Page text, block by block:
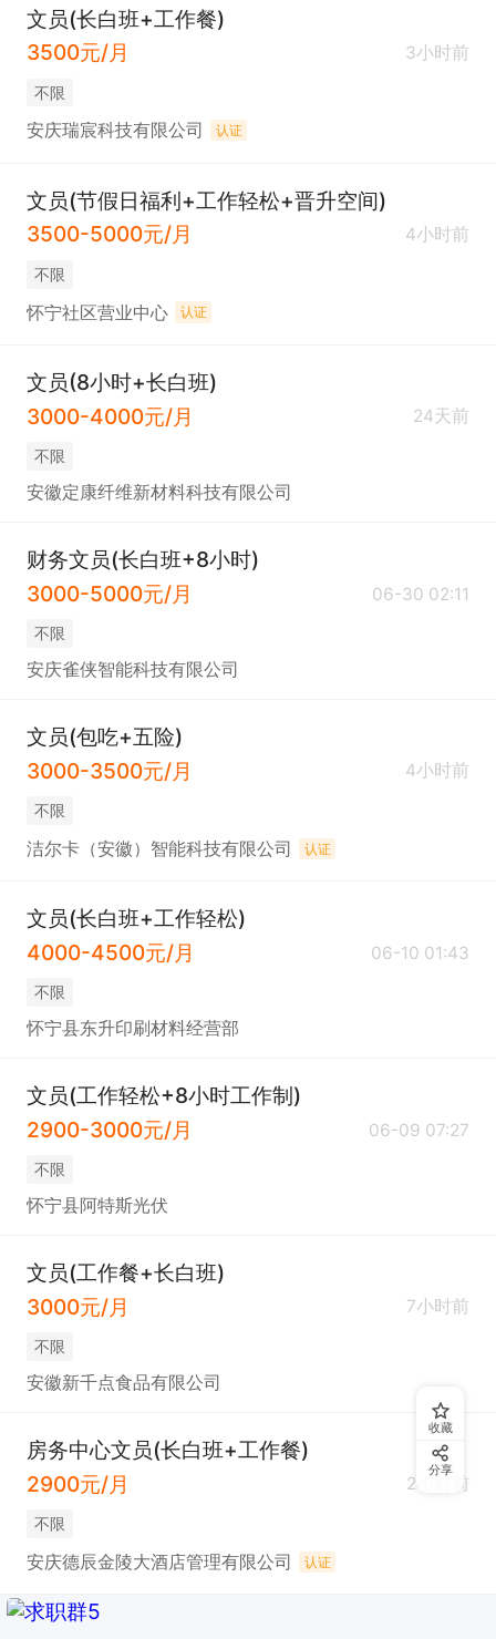
文员(长白班+工作餐)
3500元/月
3小时前
不限
安庆瑞宸科技有限公司 认证
文员(节假日福利+工作轻松+晋升空间)
3500-5000元/月
4小时前
不限
怀宁社区营业中心 认证
文员(8小时+长白班)
3000-4000元/月
24天前
不限
安徽定康纤维新材料科技有限公司
财务文员(长白班+8小时)
3000-5000元/月
06-30 02:11
不限
安庆雀侠智能科技有限公司
文员(包吃+五险)
3000-3500元/月
4小时前
不限
洁尔卡（安徽）智能科技有限公司 认证
文员(长白班+工作轻松)
4000-4500元/月
06-10 01:43
不限
怀宁县东升印刷材料经营部
文员(工作轻松+8小时工作制)
2900-3000元/月
06-09 07:27
不限
怀宁县阿特斯光伏
文员(工作餐+长白班)
3000元/月
7小时前
不限
安徽新千点食品有限公司
房务中心文员(长白班+工作餐)
2900元/月
2小时前
不限
安庆德辰金陵大酒店管理有限公司 认证
收藏
分享